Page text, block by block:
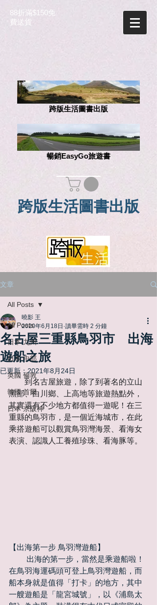
88折滿$150免
費送貨
跨版生活圖書出版
暢銷EasyGo旅遊書
跨版生活圖書出版
文章
All Posts
日本 九州
日本 中部
英國 倫敦
韓國 首爾
日本 京阪神
All Posts
名古屋三重縣鳥羽市 出海
遊船之旅
曉影 王
2020年6月18日 讀畢需時 2 分鐘
已更新：2021年8月24日
到名古屋旅遊，除了到著名的立山
黑部、白川鄉、上高地等旅遊熱點外，
其實還有不少地方都值得一遊呢！在三
重縣的鳥羽市，是一個近海城市，在此
乘搭遊船可以觀賞鳥羽灣海景、看海女
表演、認識人工養殖珍珠、看海豚等。
【出海第一步 鳥羽灣遊船】
在鳥羽海運碼頭可登上鳥羽灣遊船，而
船本身就是值得「打卡」的地方，其中
一艘遊船是「龍宮城號」，以《浦島太